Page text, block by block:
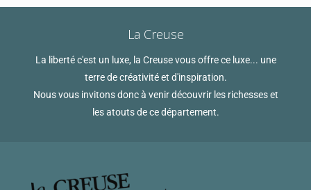
La Creuse
La liberté c'est un luxe, la Creuse vous offre ce luxe... une
terre de créativité et d'inspiration.
Nous vous invitons donc à venir découvrir les richesses et
les atouts de ce département.